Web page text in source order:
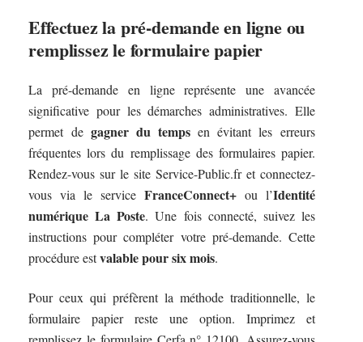
Effectuez la pré-demande en ligne ou
remplissez le formulaire papier
La pré-demande en ligne représente une avancée
significative pour les démarches administratives. Elle
permet de gagner du temps en évitant les erreurs
fréquentes lors du remplissage des formulaires papier.
Rendez-vous sur le site Service-Public.fr et connectez-
vous via le service FranceConnect+ou l’Identité
numérique La Poste. Une fois connecté, suivez les
instructions pour compléter votre pré-demande. Cette
procédure estvalable pour six mois.
Pour ceux qui préfèrent la méthode traditionnelle, le
formulaire papier reste une option. Imprimez et